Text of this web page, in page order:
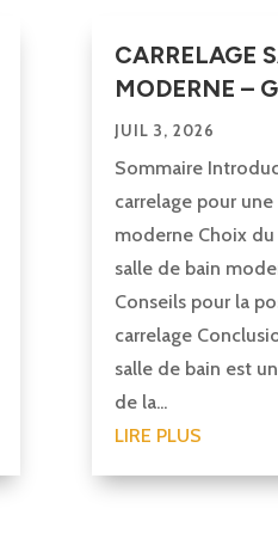
CARRELAGE
MODERNE –
JUIL 3, 2026
Sommaire
carrelage pour
moderne Choix
salle de bain
Conseils pour la
carrelage
salle de bain est
de la...
LIRE PLUS